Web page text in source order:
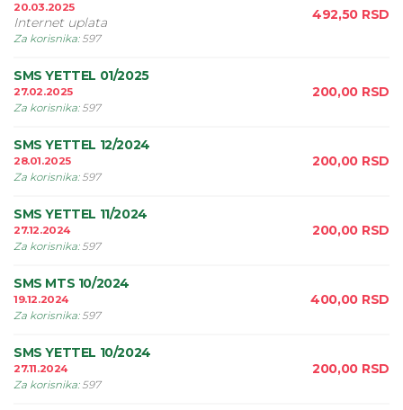
20.03.2025
Internet uplata
Za korisnika: 597
492,50 RSD
SMS YETTEL 01/2025
27.02.2025
Za korisnika: 597
200,00 RSD
SMS YETTEL 12/2024
28.01.2025
Za korisnika: 597
200,00 RSD
SMS YETTEL 11/2024
27.12.2024
Za korisnika: 597
200,00 RSD
SMS MTS 10/2024
19.12.2024
Za korisnika: 597
400,00 RSD
SMS YETTEL 10/2024
27.11.2024
Za korisnika: 597
200,00 RSD